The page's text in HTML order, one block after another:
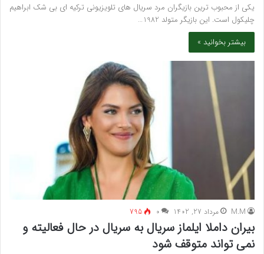
یکی از محبوب ترین بازیگران مرد سریال های تلویزیونی ترکیه ای بی شک ابراهیم
چلیکول است. این بازیگر متولد 1982…
بیشتر بخوانید »
M.M مرداد 27, 1402 ۰ 795
بیران داملا ایلماز سریال به سریال در حال فعالیته و
نمی تواند متوقف شود